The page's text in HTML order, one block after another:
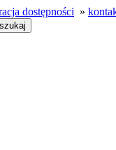
dostępności »